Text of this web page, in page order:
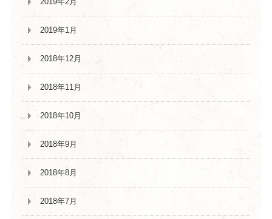
2019年1月
2018年12月
2018年11月
2018年10月
2018年9月
2018年8月
2018年7月